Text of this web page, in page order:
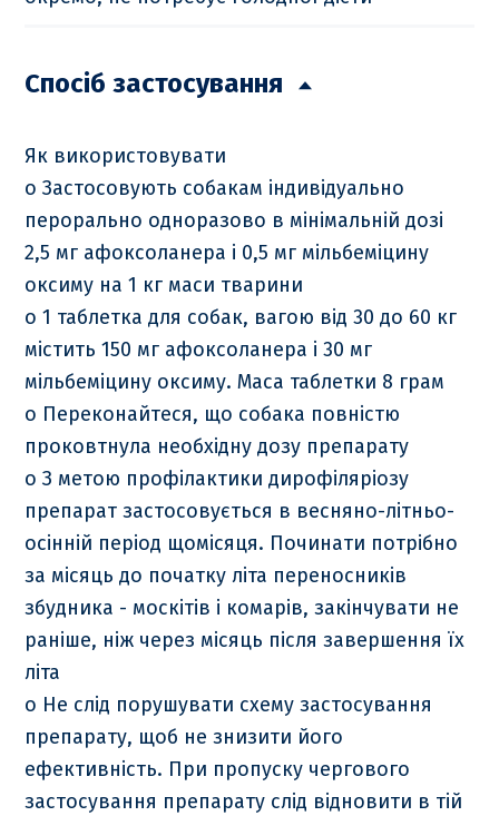
Спосіб застосування
Як використовувати
o Застосовують собакам індивідуально
перорально одноразово в мінімальній дозі
2,5 мг афоксоланера і 0,5 мг мільбеміцину
оксиму на 1 кг маси тварини
o 1 таблетка для собак, вагою від 30 до 60 кг
містить 150 мг афоксоланера і 30 мг
мільбеміцину оксиму. Маса таблетки 8 грам
o Переконайтеся, що собака повністю
проковтнула необхідну дозу препарату
o З метою профілактики дирофіляріозу
препарат застосовується в весняно-літньо-
осінній період щомісяця. Починати потрібно
за місяць до початку літа переносників
збудника - москітів і комарів, закінчувати не
раніше, ніж через місяць після завершення їх
літа
o Не слід порушувати схему застосування
препарату, щоб не знизити його
ефективність. При пропуску чергового
застосування препарату слід відновити в тій